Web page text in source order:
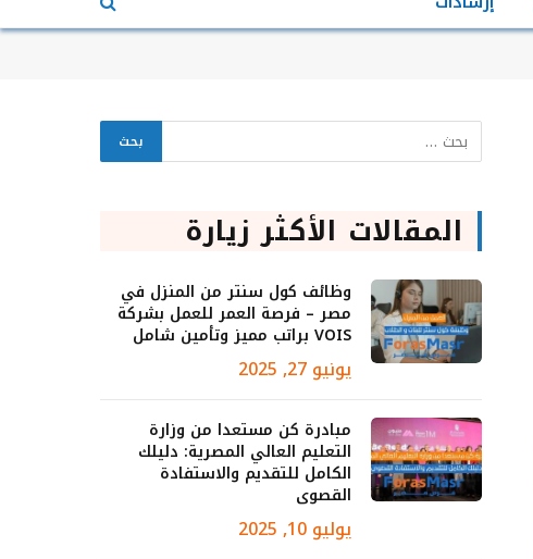
المقالات الأكثر زيارة
وظائف كول سنتر من المنزل في
مصر – فرصة العمر للعمل بشركة
VOIS براتب مميز وتأمين شامل
يونيو 27, 2025
مبادرة كن مستعدا من وزارة
التعليم العالي المصرية: دليلك
الكامل للتقديم والاستفادة
القصوى
يوليو 10, 2025